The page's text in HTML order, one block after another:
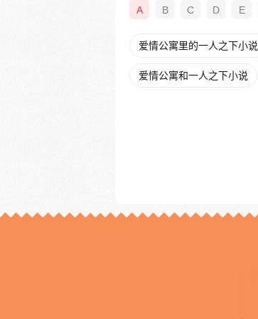
A B C D E
爱情公寓里的一人之下小说
爱情公寓和一人之下小说